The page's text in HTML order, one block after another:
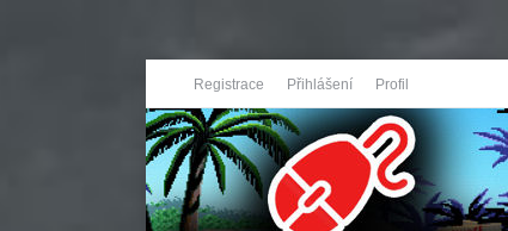
Registrace Přihlášení Profil